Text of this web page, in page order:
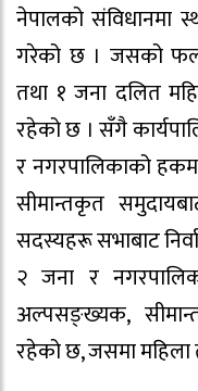
नेपालको संविधानमा
गरेको छ । जसको
तथा १ जना दलित
रहेको छ । सँगै
र नगरपालिकाको
सीमान्तकृत
सदस्यहरू सभाबाट
२ जना र
अल्पसङ्ख्यक,
रहेको छ, जसमा महिला